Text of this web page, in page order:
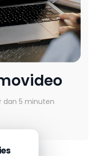
dan 5 minuten